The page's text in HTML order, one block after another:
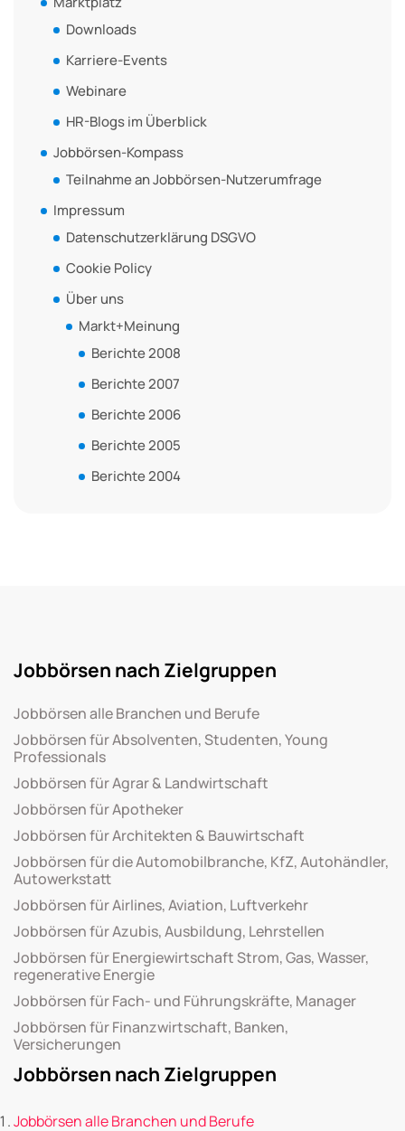
Downloads
Karriere-Events
Webinare
HR-Blogs im Überblick
Jobbörsen-Kompass
Teilnahme an Jobbörsen-Nutzerumfrage
Impressum
Datenschutzerklärung DSGVO
Cookie Policy
Über uns
Markt+Meinung
Berichte 2008
Berichte 2007
Berichte 2006
Berichte 2005
Berichte 2004
Jobbörsen nach Zielgruppen
Jobbörsen alle Branchen und Berufe
Jobbörsen für Absolventen, Studenten, Young
Professionals
Jobbörsen für Agrar & Landwirtschaft
Jobbörsen für Apotheker
Jobbörsen für Architekten & Bauwirtschaft
Jobbörsen für die Automobilbranche, KfZ, Autohändler,
Autowerkstatt
Jobbörsen für Airlines, Aviation, Luftverkehr
Jobbörsen für Azubis, Ausbildung, Lehrstellen
Jobbörsen für Energiewirtschaft Strom, Gas, Wasser,
regenerative Energie
Jobbörsen für Fach- und Führungskräfte, Manager
Jobbörsen für Finanzwirtschaft, Banken,
Versicherungen
Jobbörsen nach Zielgruppen
Jobbörsen alle Branchen und Berufe